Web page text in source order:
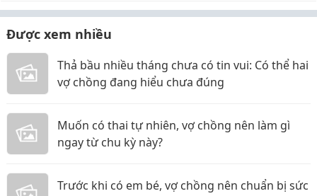
Được xem nhiều
Thả bầu nhiều tháng chưa có tin vui: Có thể hai
vợ chồng đang hiểu chưa đúng
Muốn có thai tự nhiên, vợ chồng nên làm gì
ngay từ chu kỳ này?
Trước khi có em bé, vợ chồng nên chuẩn bị sức